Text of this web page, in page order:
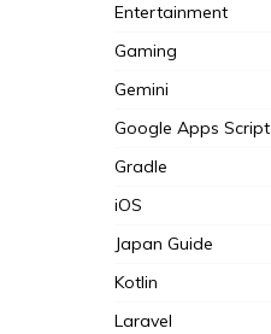
Entertainment
Gaming
Gemini
Google Apps Script
Gradle
iOS
Japan Guide
Kotlin
Laravel